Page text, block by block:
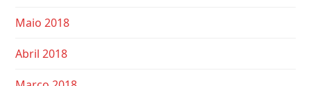
Maio 2018
Abril 2018